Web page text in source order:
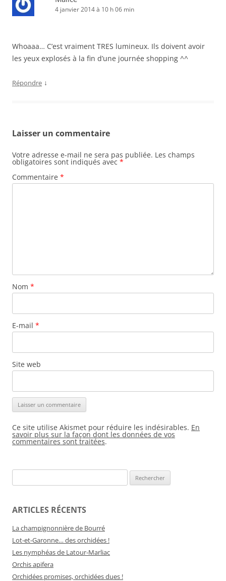
4 janvier 2014 à 10 h 06 min
Whoaaa… C’est vraiment TRES lumineux. Ils doivent avoir
les yeux explosés à la fin d’une journée shopping ^^
Répondre ↓
Laisser un commentaire
Votre adresse e-mail ne sera pas publiée. Les champs
obligatoires sont indiqués avec *
Commentaire *
Nom *
E-mail *
Site web
Ce site utilise Akismet pour réduire les indésirables. En
savoir plus sur la façon dont les données de vos
commentaires sont traitées.
ARTICLES RÉCENTS
La champignonnière de Bourré
Lot-et-Garonne… des orchidées !
Les nymphéas de Latour-Marliac
Orchis apifera
Orchidées promises, orchidées dues !